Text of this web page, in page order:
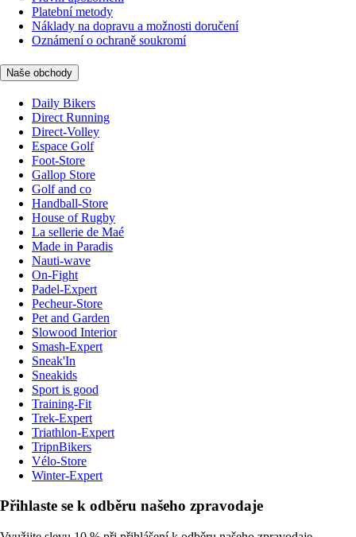
Platební metody
Náklady na dopravu a možnosti doručení
Oznámení o ochraně soukromí
Naše obchody
Daily Bikers
Direct Running
Direct-Volley
Espace Golf
Foot-Store
Gallop Store
Golf and co
Handball-Store
House of Rugby
La sellerie de Maé
Made in Paradis
Nauti-wave
On-Fight
Padel-Expert
Pecheur-Store
Pet and Garden
Slowood Interior
Smash-Expert
Sneak'In
Sneakids
Sport is good
Training-Fit
Trek-Expert
Triathlon-Expert
TripnBikers
Vélo-Store
Winter-Expert
Přihlaste se k odběru našeho zpravodaje